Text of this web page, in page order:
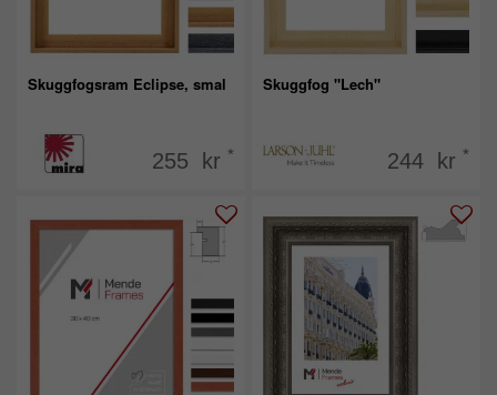
Skuggfogsram Eclipse, smal
255 kr *
Skuggfog "Lech"
244 kr *